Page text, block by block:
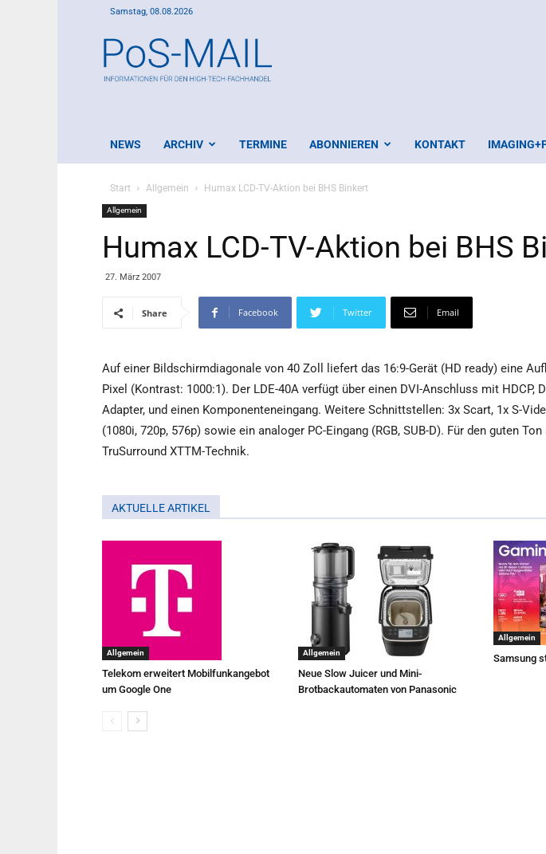
Samstag, 08.08.2026
Mail
NEWS ARCHIV TERMINE ABONNIEREN KONTAKT
Start Allgemein Humax LCD-TV-Aktion bei BHS Binkert
Allgemein
Humax LCD-TV-Aktion bei BHS
27. März 2007
Share Facebook Twitter Email
Auf einer Bildschirmdiagonale von 40 Zoll liefert das 16:9-Gerät (HD ready) eine
Pixel (Kontrast: 1000:1). Der LDE-40A verfügt über einen DVI-Anschluss mit HDCP,
Adapter, und einen Komponenteneingang. Weitere Schnittstellen: 3x Scart, 1x S-
(1080i, 720p, 576p) sowie ein analoger PC-Eingang (RGB, SUB-D). Für den guten
TruSurround XTTM-Technik.
AKTUELLE ARTIKEL
Allgemein
Telekom erweitert Mobilfunkangebot
um Google One
Allgemein
Neue Slow Juicer und Mini-
Brotbackautomaten von Panasonic
Allgemein
Samsung